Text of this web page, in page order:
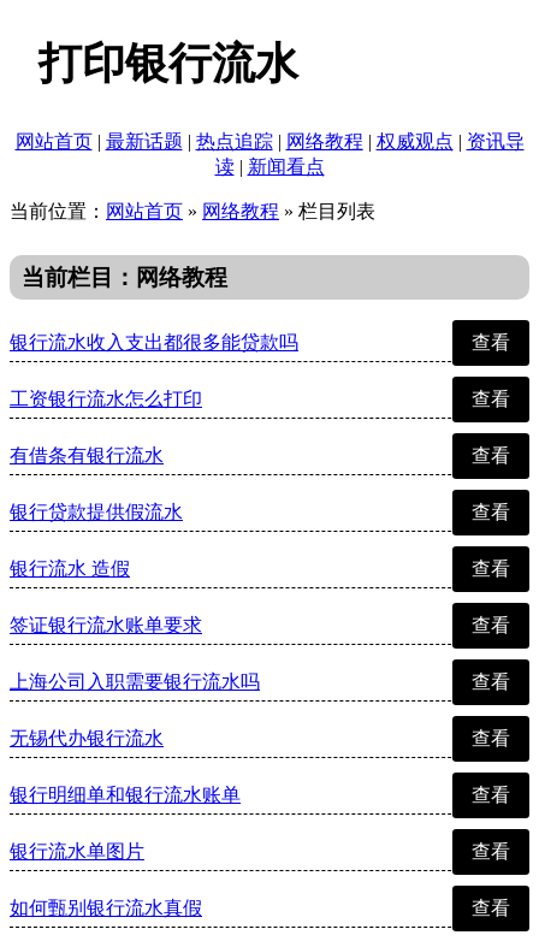
打印银行流水
网站首页| 最新话题 | 热点追踪| 网络教程 | 权威观点 | 资讯导
读| 新闻看点
当前位置： 网站首页 » 网络教程 » 栏目列表
当前栏目：网络教程
银行流水收入支出都很多能贷款吗 查看
工资银行流水怎么打印 查看
有借条有银行流水 查看
银行贷款提供假流水 查看
银行流水 造假 查看
签证银行流水账单要求 查看
上海公司入职需要银行流水吗 查看
无锡代办银行流水 查看
银行明细单和银行流水账单 查看
银行流水单图片 查看
如何甄别银行流水真假 查看